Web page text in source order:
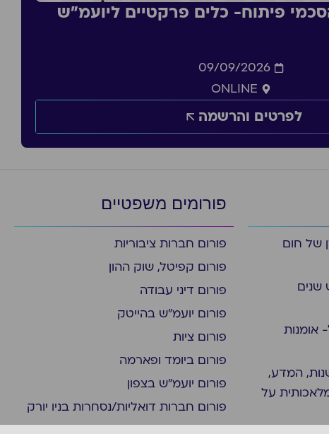
פיתוח- כלים פרקטיים ליועמ״ש
09/09/2026
ONLINE
לפרטים והרשמה
של חום
שנים
אומנות
המדע,
על
פורומים משפטיים
פורום חברות ציבוריות
פורום קפיטל, שוק ההון
פורום דיני עבודה
פורום יועמ"ש בהייטק
פורום ציות
פורום ביומד ופארמה
פורום יועמ"ש בצפון
פורום חברות דואליות/נסחרות בניו יורק
פורום משפט מסחרי